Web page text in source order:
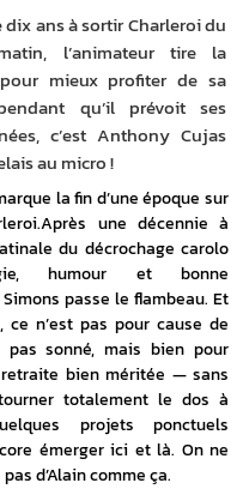
la fin d’une époque sur
une décennie à
du décrochage carolo
humour et bonne
passe le flambeau. Et
ce n’est pas pour cause de
pas sonné, mais bien pour
bien méritée — sans
totalement le dos à
projets ponctuels
émerger ici et là. On ne
d’Alain comme ça.
ans à sortir Charleroi du
l’animateur tire la
mieux profiter de sa
qu’il prévoit ses
c’est Anthony Cujas
au micro !